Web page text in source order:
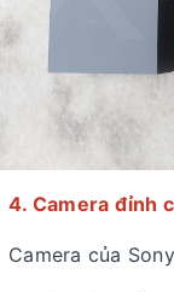
4. Camera đỉnh
Camera của